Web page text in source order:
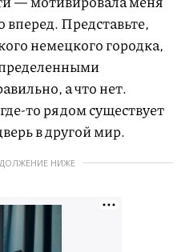
вперед. Представьте,
немецкого городка,
а что нет.
то рядом существует
в другой мир.
НИЖЕ